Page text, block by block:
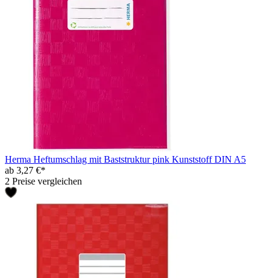
Herma Heftumschlag mit Baststruktur pink Kunststoff DIN A5
ab 3,27 €*
2 Preise vergleichen